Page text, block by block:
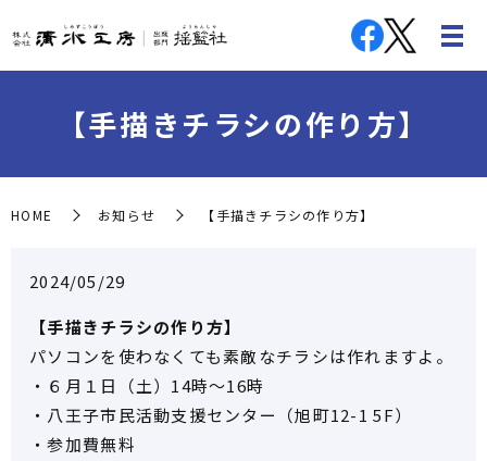
【手描きチラシの作り方】
HOME お知らせ 【手描きチラシの作り方】
2024/05/29
【手描きチラシの作り方】
パソコンを使わなくても素敵なチラシは作れますよ。
・６月１日（土）14時～16時
・八王子市民活動支援センター（旭町12-1 5F）
・参加費無料